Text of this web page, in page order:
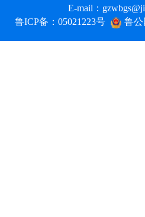
E-mail：
鲁ICP备：05021223号
鲁公